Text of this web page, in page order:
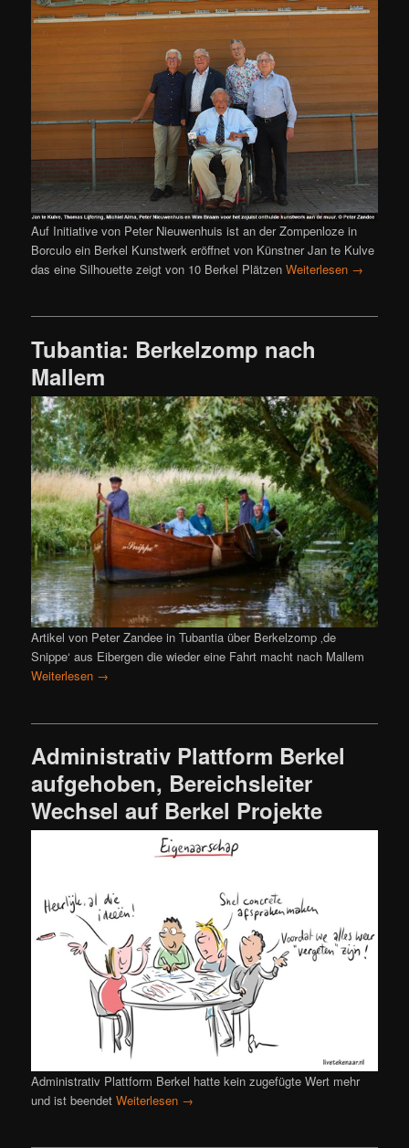
Auf Initiative von Peter Nieuwenhuis ist an der Zompenloze in
Borculo ein Berkel Kunstwerk eröffnet von Künstner Jan te Kulve
das eine Silhouette zeigt von 10 Berkel PlätzenWeiterlesen →
Tubantia: Berkelzomp nach
Mallem
Artikel von Peter Zandee in Tubantia über Berkelzomp ‚de
Snippe‘ aus Eibergen die wieder eine Fahrt macht nach Mallem
Weiterlesen →
Administrativ Plattform Berkel
aufgehoben, Bereichsleiter
Wechsel auf Berkel Projekte
Administrativ Plattform Berkel hatte kein zugefügte Wert mehr
und ist beendetWeiterlesen →